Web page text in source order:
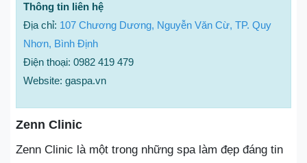
Thông tin liên hệ
Địa chỉ: 107 Chương Dương, Nguyễn Văn Cừ, TP. Quy
Nhơn, Bình Định
Điện thoại: 0982 419 479
Website: gaspa.vn
Zenn Clinic
Zenn Clinic là một trong những spa làm đẹp đáng tin